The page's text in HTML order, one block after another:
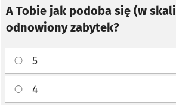
A Tobie jak podoba się (w
odnowiony zabytek?
5
4